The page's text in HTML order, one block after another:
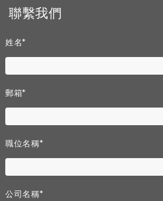
聯繫我們
姓名*
郵箱*
職位名稱*
公司名稱*